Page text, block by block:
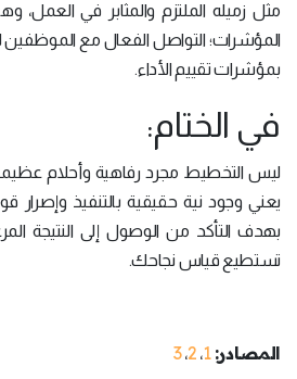
مثل زميله الملتزم والمثابر في العمل،
المؤشرات؛ التواصل الفعال مع الموظفين
بمؤشرات تقييم الأداء.
في الختام:
ليس التخطيط مجرد رفاهية وأحلام
يعني وجود نية حقيقية بالتنفيذ وإصرار
بهدف التأكد من الوصول إلى النتيجة
تستطيع قياس نجاحك.
المصادر: 1، 2،3